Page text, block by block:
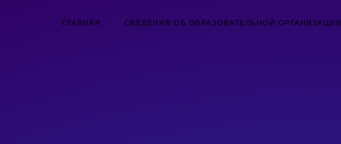
ГЛАВНАЯ СВЕДЕНИЯ ОБ ОБРАЗОВАТЕЛЬНОЙ ОРГАНИЗАЦИИ